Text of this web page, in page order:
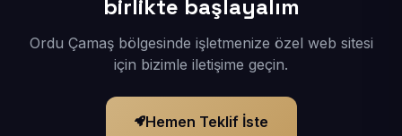
birlikte başlayalım
Ordu Çamaş bölgesinde işletmenize özel web sitesi
için bizimle iletişime geçin.
Hemen Teklif İste